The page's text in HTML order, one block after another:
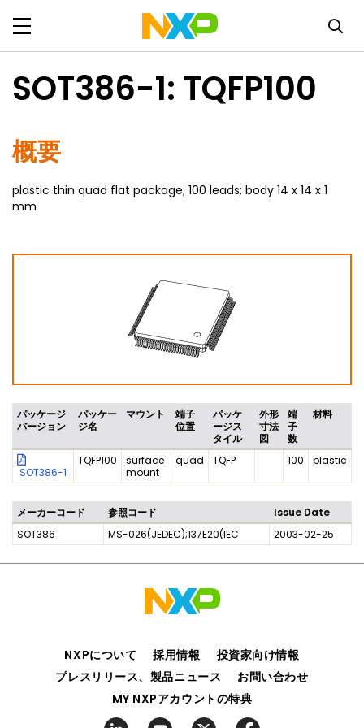
SOT386-1: TQFP100
概要
plastic thin quad flat package; 100 leads; body 14 x 14 x 1
mm
パッケージ
バージョン
パッケー
ジ名
マウント
端子
位置
パッケ
ージス
タイル
外形
寸法
図
端
子
数
材料
SOT386-1
TQFP100
surface
mount
quad TQFP 100 plastic
メーカーコード 参照コード
Issue Date
SOT386
MS-026(JEDEC);137E20(IEC 2003-02-25
NXPについて 採用情報
投資家向け情報
プレスリリース、製品ニュース
お問い合わせ
MY NXPアカウントの特典